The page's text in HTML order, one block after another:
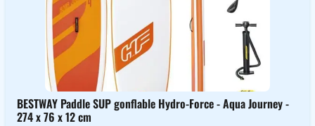
BESTWAY Paddle SUP gonflable Hydro-Force - Aqua Journey -
274 x 76 x 12 cm